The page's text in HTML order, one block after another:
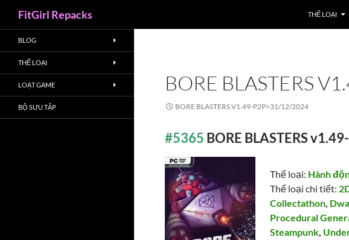
FitGirl Repacks THỂ LOẠI
BORE BLASTERS
BORE BLASTERS V1.49-P2P>31/12/2024
#5365 BORE BLASTERS
Thể loại: Hành
Thể loại chi tiết:
Collectathon,
Procedural
Steampunk,
BLOG
THỂ LOẠI
LOẠT GAME
BỘ SƯU TẬP